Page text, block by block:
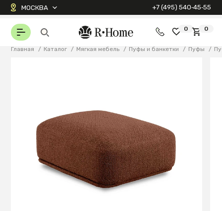
МОСКВА +7 (495) 540‑45‑55
0 0
Главная / Каталог / Мягкая мебель / Пуфы и банкетки / Пуфы /